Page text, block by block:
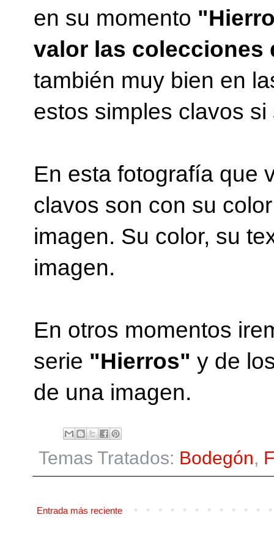
en su momento
valor las colecciones
también muy bien en
estos simples clavos
En esta fotografía que
clavos son con su
imagen. Su color, su
imagen.
En otros momentos
serie "Hierros" y de
de una imagen.
Temas Tratados: Bodegón,
Entrada más reciente